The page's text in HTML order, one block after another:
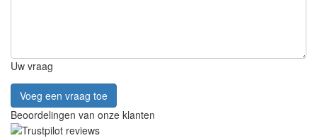
Uw vraag
Voeg een vraag toe
Beoordelingen van onze klanten